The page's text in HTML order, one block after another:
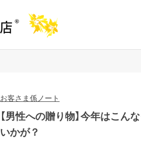
お客さま係ノート
【男性への贈り物】今年はこん
いかが？